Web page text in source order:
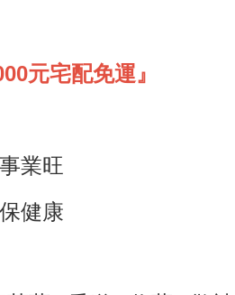
元宅配免運』
業旺
健康